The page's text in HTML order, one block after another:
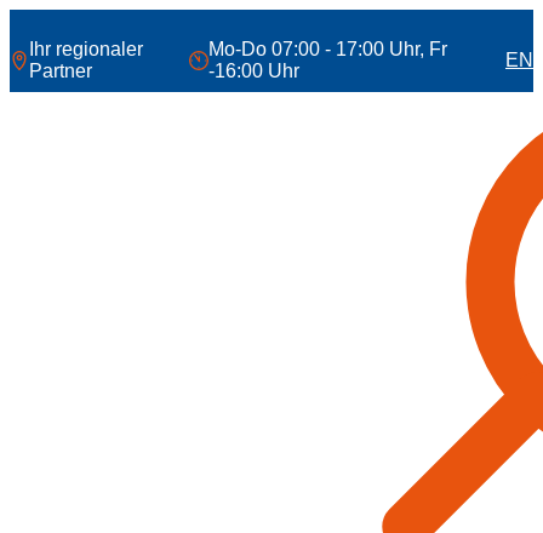
Inhalt
springen
Ihr regionaler
Partner
Mo-Do 07:00 - 17:00 Uhr, Fr
-16:00 Uhr
EN